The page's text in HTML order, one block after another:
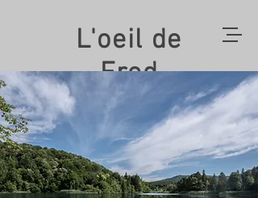
L'oeil de
Fred